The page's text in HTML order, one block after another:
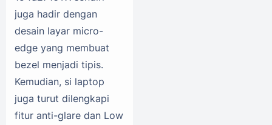
juga hadir dengan
desain layar micro-
edge yang membuat
bezel menjadi tipis.
Kemudian, si laptop
juga turut dilengkapi
fitur anti-glare dan Low